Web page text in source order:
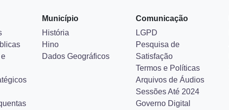
Município
História
Hino
Dados Geográficos
Comunicação
LGPD
Pesquisa de
Satisfação
Termos e Políticas
Arquivos de Áudios
Sessões Até 2024
Governo Digital